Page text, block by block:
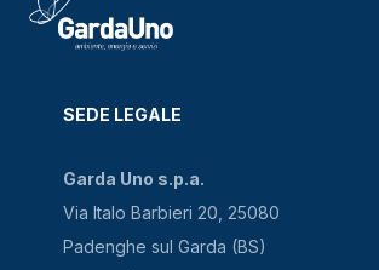
SEDE LEGALE
Garda Uno s.p.a.
Via Italo Barbieri 20, 25080
Padenghe sul Garda (BS)